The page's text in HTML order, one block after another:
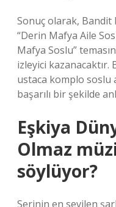
Sonuç olarak, Bandit
“Derin Mafya Aile
Mafya Soslu”
izleyici kazanacaktır.
ustaca komplo soslu
başarılı bir şekilde
Eşkiya
Olmaz
söylüyor?
Serinin en sevilen